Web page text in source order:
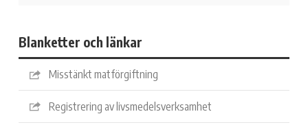
Blanketter och länkar
Misstänkt matförgiftning
Registrering av livsmedelsverksamhet